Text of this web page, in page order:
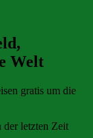
Welt
der letzten Zeit